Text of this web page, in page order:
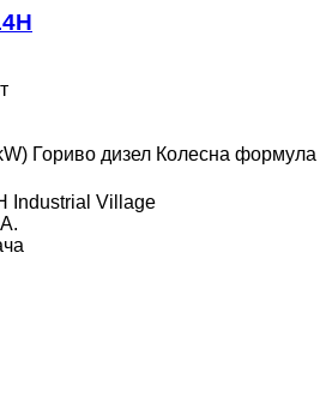
Гориво дизел Колесна формула
Industrial Village